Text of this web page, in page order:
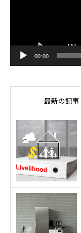
00:00
最新の記事